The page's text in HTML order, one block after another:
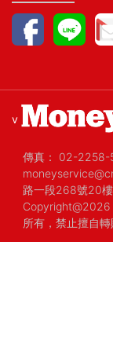
v
傳真： 02-2258-
路一段268號20
Copyright@2026
所有，禁止擅自